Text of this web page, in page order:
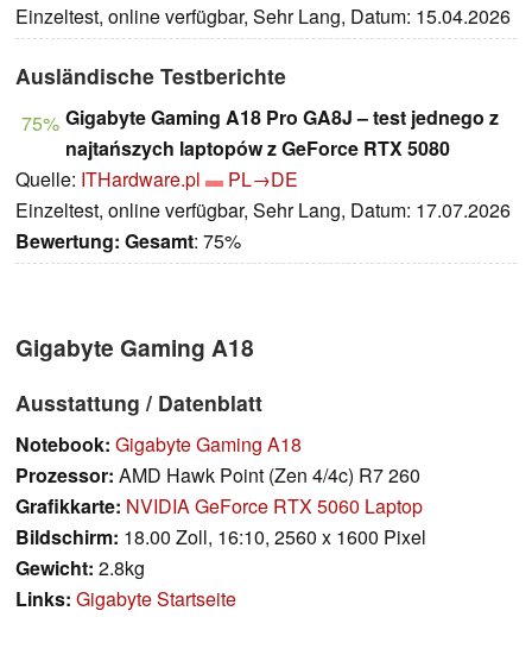
Einzeltest, online verfügbar, Sehr Lang, Datum: 15.04.2026
Ausländische Testberichte
75% Gigabyte Gaming A18 Pro GA8J – test jednego z
najtańszych laptopów z GeForce RTX 5080
Quelle: ITHardware.pl
PL→DE
Einzeltest, online verfügbar, Sehr Lang, Datum: 17.07.2026
Bewertung: Gesamt: 75%
Gigabyte Gaming A18
Ausstattung / Datenblatt
Notebook: Gigabyte Gaming A18
Prozessor: AMD Hawk Point (Zen 4/4c) R7 260
Grafikkarte: NVIDIA GeForce RTX 5060 Laptop
Bildschirm: 18.00 Zoll, 16:10, 2560 x 1600 Pixel
Gewicht: 2.8kg
Links: Gigabyte Startseite